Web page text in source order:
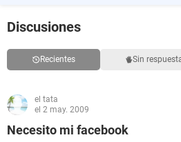
Discusiones
Recientes Sin
el tata
el 2 may. 2009
Necesito mi facebook